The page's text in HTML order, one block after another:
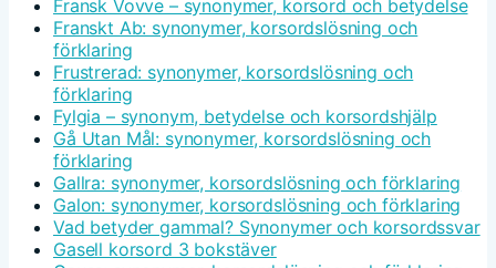
Fransk Vovve – synonymer, korsord och betydelse
Franskt Ab: synonymer, korsordslösning och
förklaring
Frustrerad: synonymer, korsordslösning och
förklaring
Fylgia – synonym, betydelse och korsordshjälp
Gå Utan Mål: synonymer, korsordslösning och
förklaring
Gallra: synonymer, korsordslösning och förklaring
Galon: synonymer, korsordslösning och förklaring
Vad betyder gammal? Synonymer och korsordssvar
Gasell korsord 3 bokstäver